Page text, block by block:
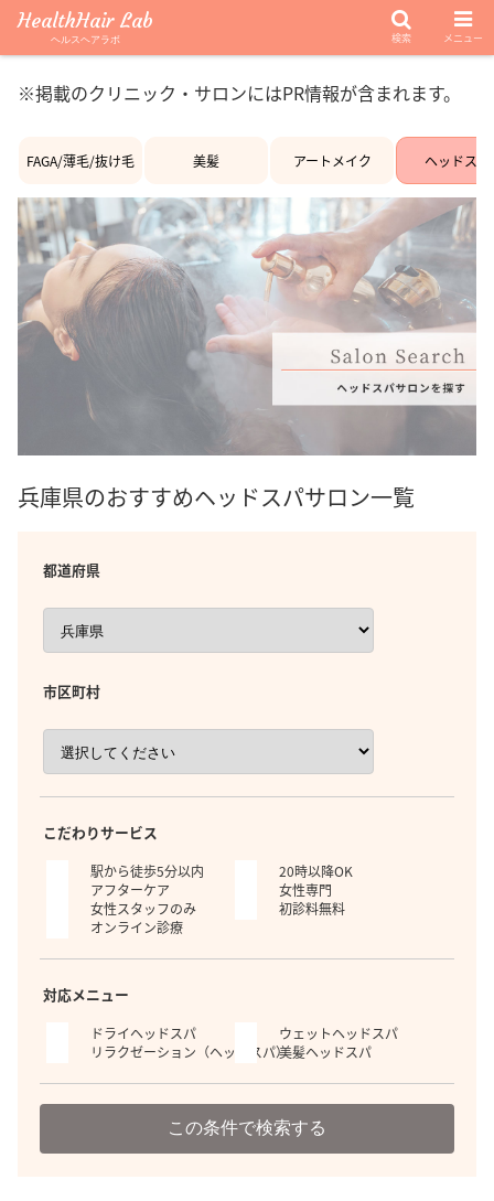
※掲載のクリニック・サロンにはPR情報が含まれます。
FAGA/薄毛/抜け毛 美髪 アートメイク ヘッドスパ
兵庫県のおすすめヘッドスパサロン一覧
都道府県
市区町村
こだわりサービス
駅から徒歩5分以内
20時以降OK
アフターケア
女性専門
女性スタッフのみ
初診料無料
オンライン診療
対応メニュー
ドライヘッドスパ
ウェットヘッドスパ
リラクゼーション（ヘッドスパ）美髪ヘッドスパ
この条件で検索する
HealthHair Lab
ヘルスヘアラボ 検索 メニュー